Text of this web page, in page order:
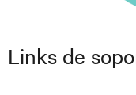
Links de